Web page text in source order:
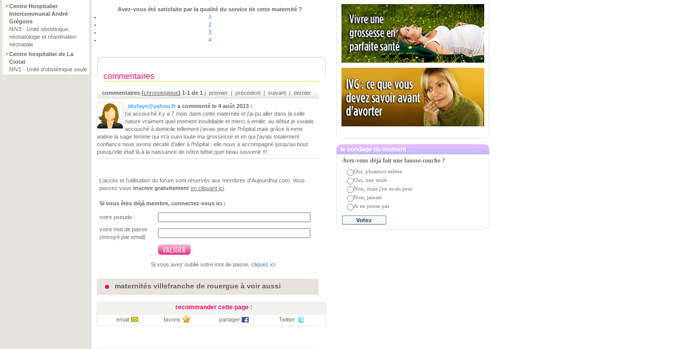
Centre Hospitalier
Intercommunal André
Grégoire
NIV3 - Unité obstétrique,
néonatologie et réanimation
néonatale
Centre hospitalier de La
Ciotat
NIV1 - Unité d'obstétrique seule
Avez-vous été satisfaite par la qualité du service de cette maternité ?
1
2
3
4
commentaires
commentaires [chronologique] 1-1 de 1 | premier | précédent | suivant | dernier
_idufaye@yahoo.fr a commenté le 4 août 2013 :
j'ai accouché il y a 7 mois dans cette maternité et j'ai pu aller dans la salle
nature vraiment quel moment inoubliable et merci à emilie; au début je voulais
accouché à domicile tellement j'avais peur de l'hôpital mais grâce à mme
watine la sage femme qui m'a suivi toute ma grossesse et en qui j'avais totalement
confiance nous avons décidé d'aller à l'hôpital ; elle nous a accompagné jusqu'au bout
puisqu'elle était là à la naissance de nôtre bébé;quel beau souvenir !!!
L’accès et l’utilisation du forum sont réservés aux membres d'Aujourdhui.com. Vous
pouvez vous inscrire gratuitement en cliquant ici
Si vous êtes déjà membre, connectez-vous ici :
votre pseudo :
votre mot de passe
(envoyé par email)
Si vous avez oublié votre mot de passe, cliquez ici
maternités villefranche de rouergue à voir aussi
recommander cette page :
email favoris partager Twitter
le sondage du moment
Avez-vous déjà fait une fausse-couche ?
Oui, plusieurs même
Oui, une seule
Non, mais j'en avais peur
Non, jamais
Je ne pense pas